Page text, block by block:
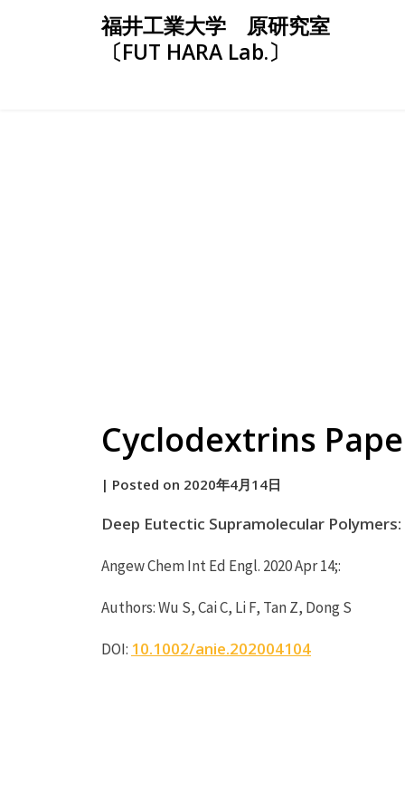
福井工業大学 原研究室
〔FUT HARA Lab.〕
Cyclodextrins
by
| Posted on 2020年4月14日
Deep Eutectic Supramolecular
Angew Chem Int Ed Engl. 2020 Apr 14;:
Authors: Wu S, Cai C, Li F, Tan Z, Dong S
DOI: 10.1002/anie.202004104